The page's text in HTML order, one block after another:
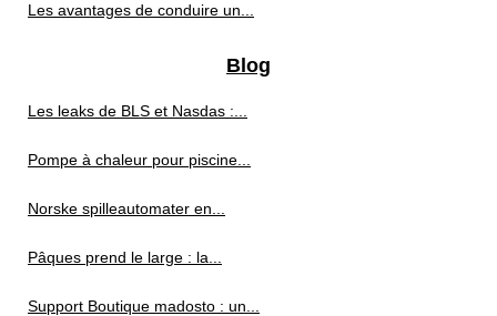
Les avantages de conduire un...
Blog
Les leaks de BLS et Nasdas :...
Pompe à chaleur pour piscine...
Norske spilleautomater en...
Pâques prend le large : la...
Support Boutique madosto : un...